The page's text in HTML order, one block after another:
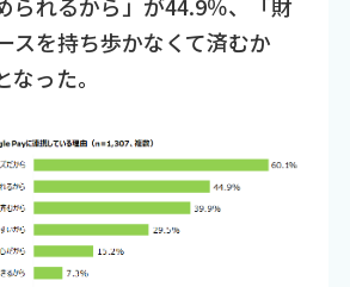
られるから」が44.9％、「財
スを持ち歩かなくて済むか
った。